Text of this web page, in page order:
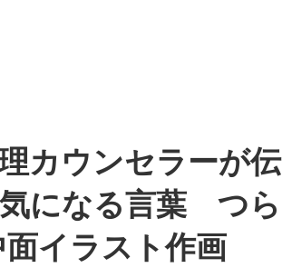
カウンセラーが伝
になる言葉 つら
イラスト作画